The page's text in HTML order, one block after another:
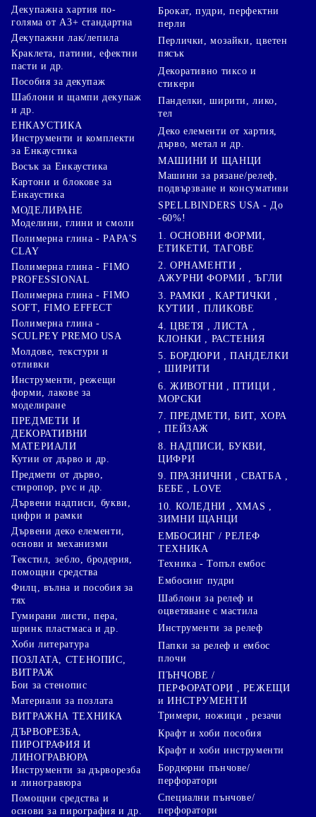
Декупажна хартия по-
голяма от А3+ стандартна
Декупажни лак/лепила
Краклета, патини, ефектни
пасти и др.
Пособия за декупаж
Шаблони и щампи декупаж
и др.
ЕНКАУСТИКА
Инструменти и комплекти
за Енкаустика
Восък за Енкаустика
Картони и блокове за
Енкаустика
МОДЕЛИРАНЕ
Моделини, глини и смоли
Полимерна глина - PAPA'S
CLAY
Полимерна глина - FIMO
PROFESSIONAL
Полимерна глина - FIMO
SOFT, FIMO EFFECT
Полимерна глина -
SCULPEY PREMO USA
Молдове, текстури и
отливки
Инструменти, режещи
форми, лакове за
моделиране
ПРЕДМЕТИ И
ДЕКОРАТИВНИ
МАТЕРИАЛИ
Кутии от дърво и др.
Предмети от дърво,
стиропор, pvc и др.
Дървени надписи, букви,
цифри и рамки
Дървени деко елементи,
основи и механизми
Текстил, зебло, бродерия,
помощни средства
Филц, вълна и пособия за
тях
Гумирани листи, пера,
шринк пластмаса и др.
Хоби литература
ПОЗЛАТА, СТЕНОПИС,
ВИТРАЖ
Бои за стенопис
Материали за позлата
ВИТРАЖНА ТЕХНИКА
ДЪРВОРЕЗБА,
ПИРОГРАФИЯ И
ЛИНОГРАВЮРА
Инструменти за дърворезба
и линогравюра
Помощни средства и
основи за пирография и др.
Брокат, пудри, перфектни
перли
Перлички, мозайки, цветен
пясък
Декоративно тиксо и
стикери
Панделки, ширити, лико,
тел
Деко елементи от хартия,
дърво, метал и др.
МАШИНИ И ЩАНЦИ
Машини за рязане/релеф,
подвързване и консумативи
SPELLBINDERS USA - До
-60%!
1. ОСНОВНИ ФОРМИ,
ЕТИКЕТИ, ТАГОВЕ
2. ОРНАМЕНТИ ,
АЖУРНИ ФОРМИ , ЪГЛИ
3. РАМКИ , КАРТИЧКИ ,
КУТИИ , ПЛИКОВЕ
4. ЦВЕТЯ , ЛИСТА ,
КЛОНКИ , РАСТЕНИЯ
5. БОРДЮРИ , ПАНДЕЛКИ
, ШИРИТИ
6. ЖИВОТНИ , ПТИЦИ ,
МОРСКИ
7. ПРЕДМЕТИ, БИТ, ХОРА
, ПЕЙЗАЖ
8. НАДПИСИ, БУКВИ,
ЦИФРИ
9. ПРАЗНИЧНИ , СВАТБА ,
БЕБЕ , LOVE
10. КОЛЕДНИ , XMAS ,
ЗИМНИ ЩАНЦИ
ЕМБОСИНГ / РЕЛЕФ
ТЕХНИКА
Техника - Топъл ембос
Ембосинг пудри
Шаблони за релеф и
оцветяване с мастила
Инструменти за релеф
Папки за релеф и ембос
плочи
ПЪНЧОВЕ /
ПЕРФОРАТОРИ , РЕЖЕЩИ
и ИНСТРУМЕНТИ
Тримери, ножици , резачи
Крафт и хоби пособия
Крафт и хоби инструменти
Бордюрни пънчове/
перфоратори
Специални пънчове/
перфоратори